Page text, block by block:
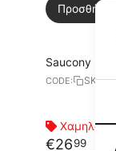
Προσθήκη
Saucony Ride
CODE:
€2699